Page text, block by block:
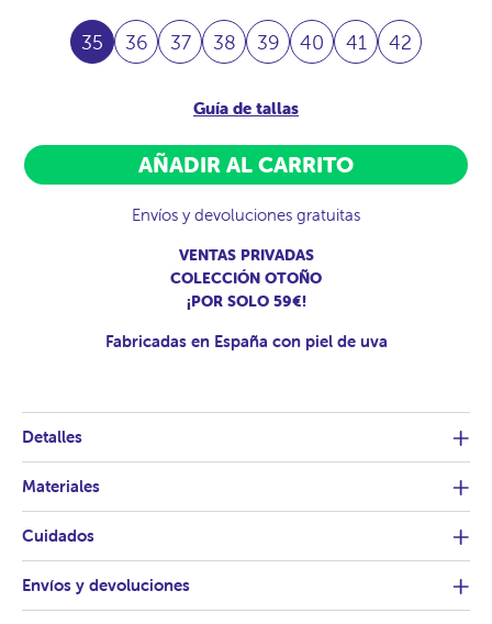
35 36 37 38 39 40 41 42
Guía de tallas
AÑADIR AL CARRITO
Envíos y devoluciones gratuitas
VENTAS PRIVADAS
COLECCIÓN OTOÑO
¡POR SOLO 59€!
Fabricadas en España con piel de uva
Detalles
Materiales
Cuidados
Envíos y devoluciones